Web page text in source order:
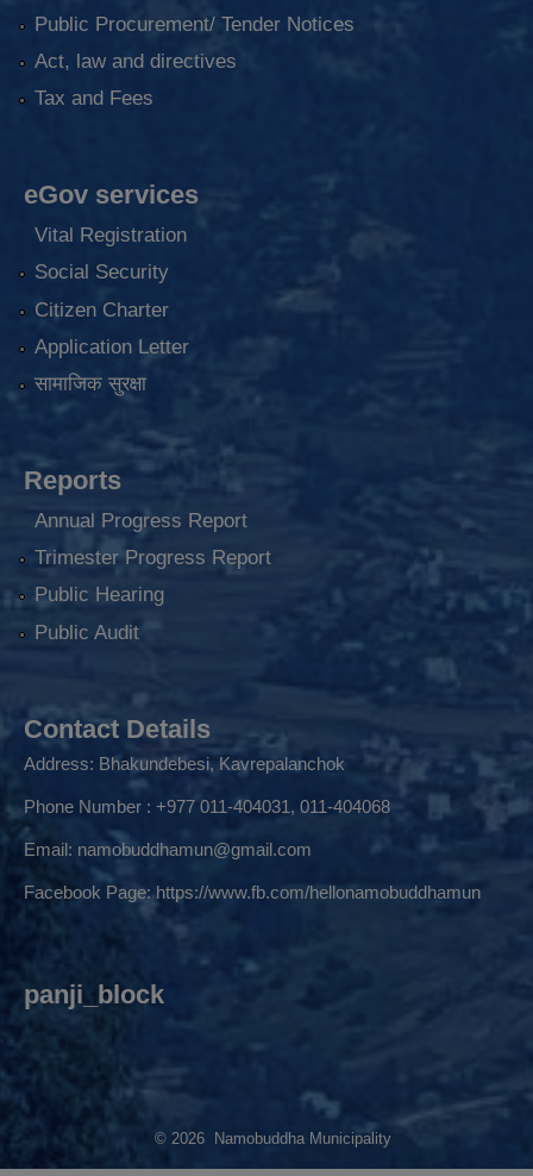
Public Procurement/ Tender Notices
Act, law and directives
Tax and Fees
eGov services
Vital Registration
Social Security
Citizen Charter
Application Letter
सामाजिक सुरक्षा
Reports
Annual Progress Report
Trimester Progress Report
Public Hearing
Public Audit
Contact Details
Address: Bhakundebesi, Kavrepalanchok
Phone Number : +977 011-404031, 011-404068
Email: namobuddhamun@gmail.com
Facebook Page:https://www.fb.com/hellonamobuddhamun
panji_block
© 2026 Namobuddha Municipality